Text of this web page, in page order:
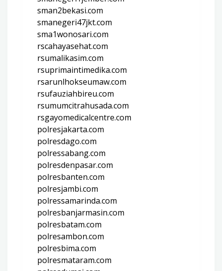
sman2bekasi.com
smanegeri47jkt.com
sma1wonosari.com
rscahayasehat.com
rsumalikasim.com
rsuprimaintimedika.com
rsarunlhokseumaw.com
rsufauziahbireu.com
rsumumcitrahusada.com
rsgayomedicalcentre.com
polresjakarta.com
polresdago.com
polressabang.com
polresdenpasar.com
polresbanten.com
polresjambi.com
polressamarinda.com
polresbanjarmasin.com
polresbatam.com
polresambon.com
polresbima.com
polresmataram.com